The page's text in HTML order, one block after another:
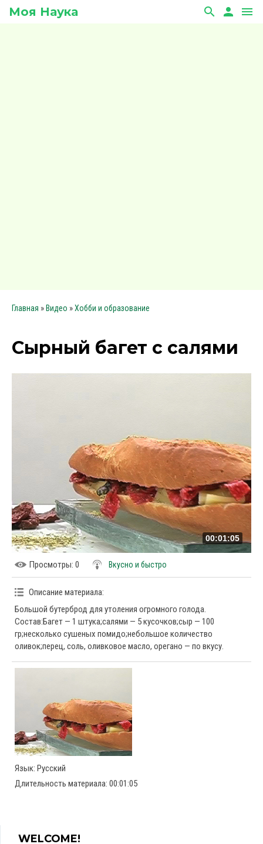
Моя Наука search person menu
Главная » Видео »Хобби и образование
Сырный багет с салями
00:01:05
Просмотры: 0 Вкусно и быстро
Описание материала:
Большой бутерброд для утоления огромного голода.
Состав:Багет — 1 штука;салями — 5 кусочков;сыр — 100
гр;несколько сушеных помидо;небольшое количество
оливок;перец, соль, оливковое масло, орегано — по вкусу.
Язык: Русский
Длительность материала: 00:01:05
WELCOME!